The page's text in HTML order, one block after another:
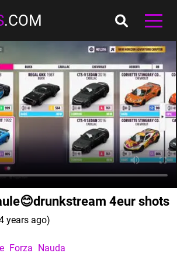
.COM
4eur shots
years ago)
Forza Nauda